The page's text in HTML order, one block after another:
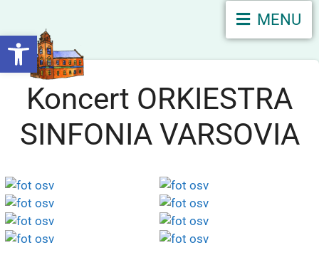
Otwórz pasek narzędzi
MENU
Koncert ORKIESTRA
SINFONIA VARSOVIA